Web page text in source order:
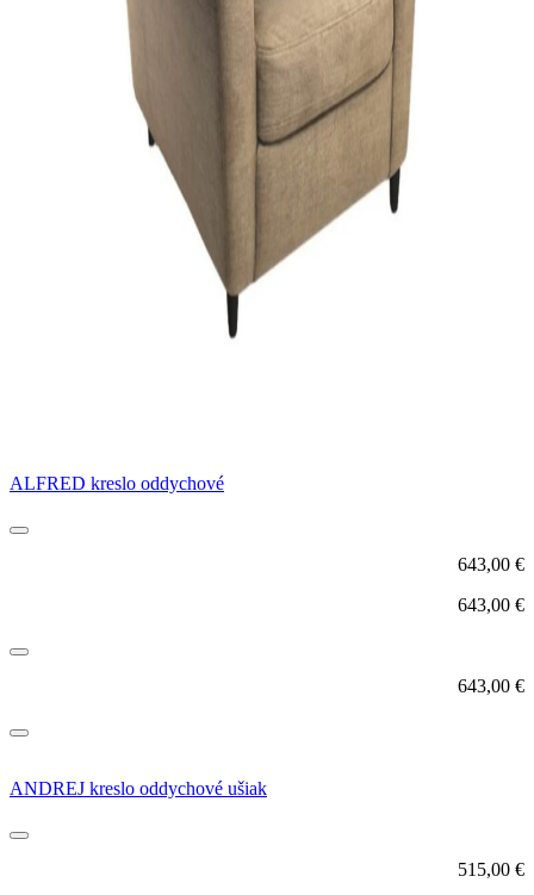
ALFRED kreslo oddychové
643,00 €
643,00 €
643,00 €
ANDREJ kreslo oddychové ušiak
515,00 €